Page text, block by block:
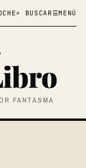
⌕ BUSCAR ☰MENÚ
FANTASMA